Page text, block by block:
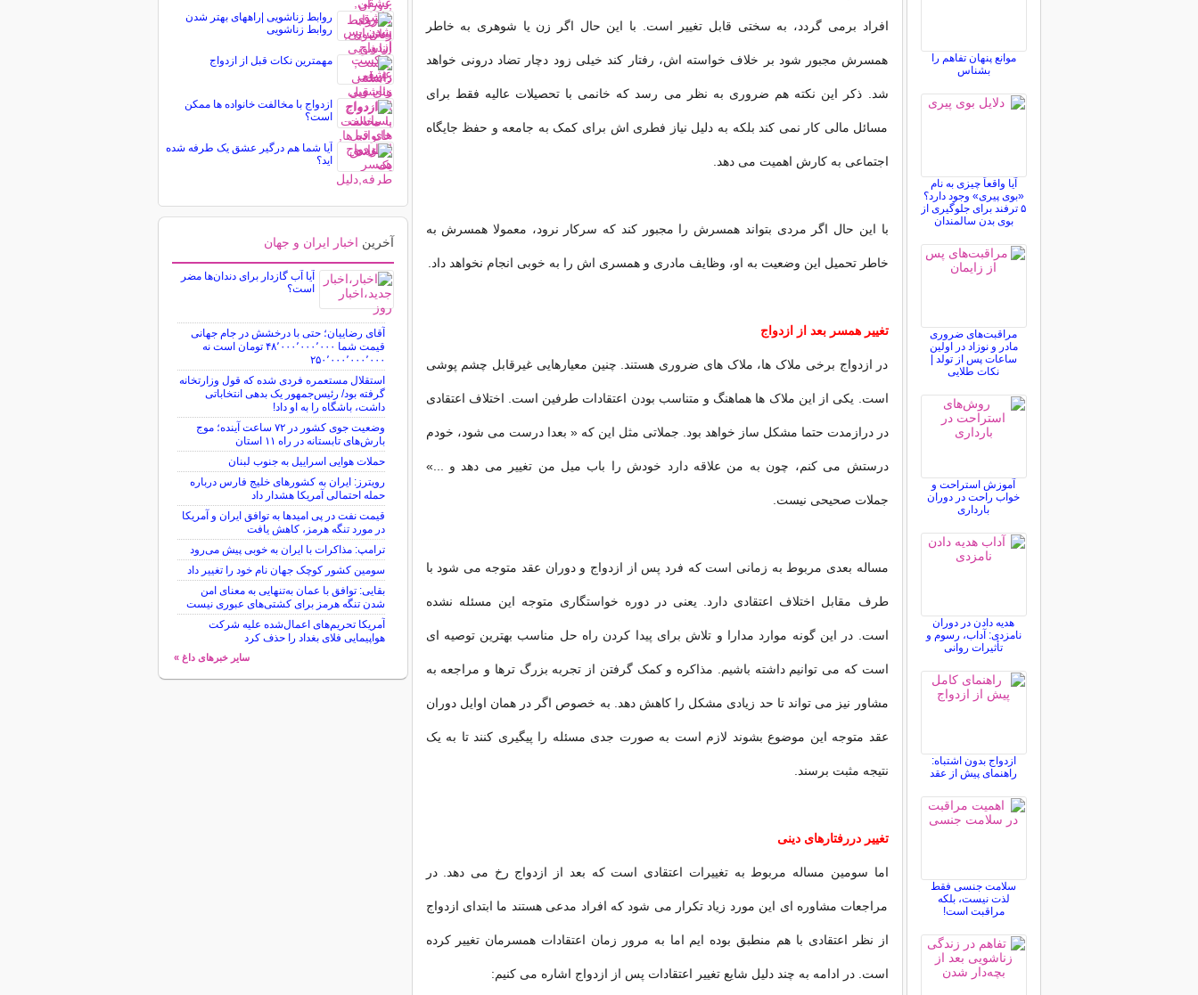
افراد برمی گردد، به سختی قابل تغییر است. با این حال اگر زن یا شوهری به خاطر
همسرش مجبور شود بر خلاف خواسته اش، رفتار کند خیلی زود دچار تضاد درونی خواهد
شد. ذکر این نکته هم ضروری به نظر می رسد که خانمی با تحصیلات عالیه فقط برای
مسائل مالی کار نمی کند بلکه به دلیل نیاز فطری اش برای کمک به جامعه و حفظ جایگاه
اجتماعی به کارش اهمیت می دهد.
با این حال اگر مردی بتواند همسرش را مجبور کند که سرکار نرود، معمولا همسرش به
خاطر تحمیل این وضعیت به او، وظایف مادری و همسری اش را به خوبی انجام نخواهد داد.
تغییر همسر بعد از ازدواج
در ازدواج برخی ملاک ها، ملاک های ضروری هستند. چنین معیارهایی غیرقابل چشم پوشی
است. یکی از این ملاک ها هماهنگ و متناسب بودن اعتقادات طرفین است. اختلاف اعتقادی
در درازمدت حتما مشکل ساز خواهد بود. جملاتی مثل این که « بعدا درست می شود، خودم
درستش می کنم، چون به من علاقه دارد خودش را باب میل من تغییر می دهد و ...»
جملات صحیحی نیست.
مساله بعدی مربوط به زمانی است که فرد پس از ازدواج و دوران عقد متوجه می شود با
طرف مقابل اختلاف اعتقادی دارد. یعنی در دوره خواستگاری متوجه این مسئله نشده
است. در این گونه موارد مدارا و تلاش برای پیدا کردن راه حل مناسب بهترین توصیه ای
است که می توانیم داشته باشیم. مذاکره و کمک گرفتن از تجربه بزرگ ترها و مراجعه به
مشاور نیز می تواند تا حد زیادی مشکل را کاهش دهد. به خصوص اگر در همان اوایل دوران
عقد متوجه این موضوع بشوند لازم است به صورت جدی مسئله را پیگیری کنند تا به یک
نتیجه مثبت برسند.
تغییر دررفتارهای دینی
اما سومین مساله مربوط به تغییرات اعتقادی است که بعد از ازدواج رخ می دهد. در
مراجعات مشاوره ای این مورد زیاد تکرار می شود که افراد مدعی هستند ما ابتدای ازدواج
از نظر اعتقادی با هم منطبق بوده ایم اما به مرور زمان اعتقادات همسرمان تغییر کرده
است. در ادامه به چند دلیل شایع تغییر اعتقادات پس از ازدواج اشاره می کنیم:
موانع پنهان تفاهم را
بشناس
آیا واقعاً چیزی به نام
«بوی پیری» وجود دارد؟
۵ ترفند برای جلوگیری از
بوی بدن سالمندان
مراقبت‌های ضروری
مادر و نوزاد در اولین
ساعات پس از تولد |
نکات طلایی
آموزش استراحت و
خواب راحت در دوران
بارداری
هدیه دادن در دوران
نامزدی: آداب، رسوم و
تأثیرات روانی
ازدواج بدون اشتباه:
راهنمای پیش از عقد
سلامت جنسی فقط
لذت نیست، بلکه
مراقبت است!
روابط زناشویی |راههای بهتر شدن
روابط زناشویی
مهمترین نکات قبل از ازدواج
ازدواج با مخالفت خانواده ها ممکن
است؟
آیا شما هم درگیر عشق یک طرفه شده
اید؟
آخرین اخبار ایران و جهان
آیا آب گازدار برای دندان‌ها مضر
است؟
آقای رضاییان؛ حتی با درخشش در جام جهانی
قیمت شما ۴۸٬۰۰۰٬۰۰۰٬۰۰۰ تومان است نه
۲۵۰٬۰۰۰٬۰۰۰٬۰۰۰
استقلال مستعمره فردی شده که قول وزارتخانه
گرفته بود/ رئیس‌جمهور یک بدهی انتخاباتی
داشت، باشگاه را به او داد!
وضعیت جوی کشور در ۷۲ ساعت آینده؛ موج
بارش‌های تابستانه در راه ۱۱ استان
حملات هوایی اسراییل به جنوب لبنان
رویترز: ایران به کشورهای خلیج فارس درباره
حمله احتمالی آمریکا هشدار داد
قیمت نفت در پی امیدها به توافق ایران و آمریکا
در مورد تنگه هرمز، کاهش یافت
ترامپ: مذاکرات با ایران به خوبی پیش می‌رود
سومین کشور کوچک جهان نام خود را تغییر داد
بقایی: توافق با عمان به‌تنهایی به معنای امن
شدن تنگه هرمز برای کشتی‌های عبوری نیست
آمریکا تحریم‌های اعمال‌شده علیه شرکت
هواپیمایی فلای بغداد را حذف کرد
سایر خبرهای داغ »